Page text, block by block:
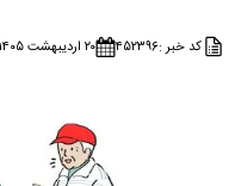
کد خبر :۴۵۲۳۹۶ ۲۰ اردیبهشت ۱۴۰۵ - ۱۵:۳۷